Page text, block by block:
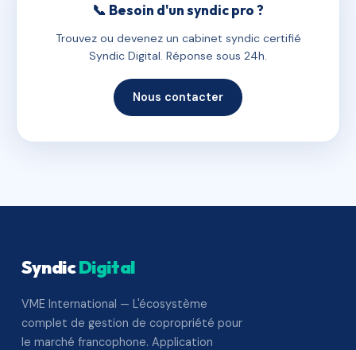
📞 Besoin d'un syndic pro ?
Trouvez ou devenez un cabinet syndic certifié
Syndic Digital. Réponse sous 24h.
Nous contacter
SyndicDigital
VME International — L'écosystème
complet de gestion de copropriété pour
le marché francophone. Application